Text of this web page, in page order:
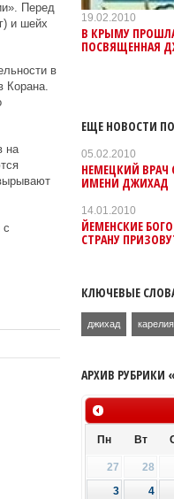
Перед
и шейх
в
Корана.
на
с
19.02.2010
В КРЫМУ
ПОСВЯЩЕННАЯ
ЕЩЕ НОВОСТИ
05.02.2010
НЕМЕЦКИЙ ВРАЧ
ИМЕНИ ДЖИХАД
14.01.2010
ЙЕМЕНСКИЕ
СТРАНУ
КЛЮЧЕВЫЕ
джихад карелия
АРХИВ РУБРИКИ
Пн Вт
27 28
3
4